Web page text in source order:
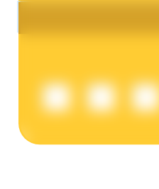
Tjäna konkurrenskraftiga